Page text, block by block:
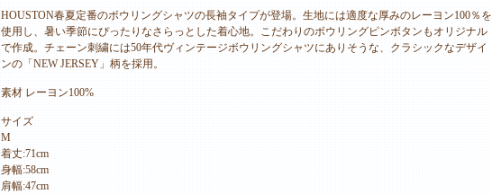
HOUSTON春夏定番のボウリングシャツの長袖タイプが登場。生地には適度な厚みのレーヨン100％を
使用し、暑い季節にぴったりなさらっとした着心地。こだわりのボウリングピンボタンもオリジナル
で作成。チェーン刺繍には50年代ヴィンテージボウリングシャツにありそうな、クラシックなデザイ
ンの「NEW JERSEY」柄を採用。
素材 レーヨン100%
サイズ
M
着丈:71cm
身幅:58cm
肩幅:47cm